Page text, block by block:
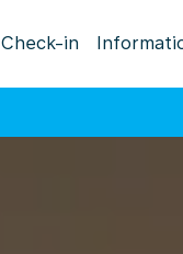
Check-in